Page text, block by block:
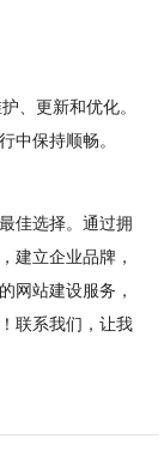
、更新和优化。
中保持顺畅。
佳选择。通过拥
建立企业品牌，
网站建设服务，
联系我们，让我